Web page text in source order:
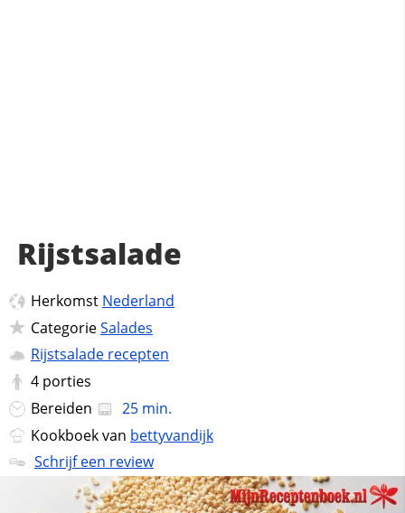
Rijstsalade
Herkomst Nederland
CategorieSalades
Rijstsalade recepten
4 porties
Bereiden
25 min.
Kookboek van bettyvandijk
Schrijf een review